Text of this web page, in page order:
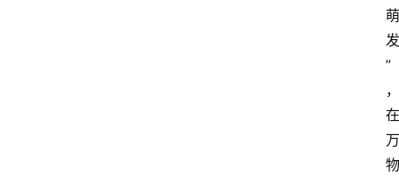
萌
发
”
，
在
万
物